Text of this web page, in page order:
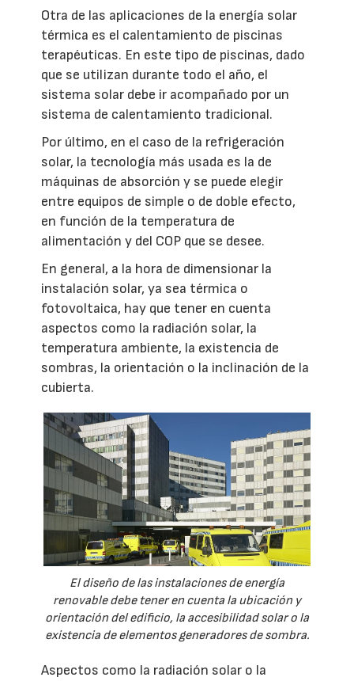
Otra de las aplicaciones de la energía solar
térmica es el calentamiento de piscinas
terapéuticas. En este tipo de piscinas, dado
que se utilizan durante todo el año, el
sistema solar debe ir acompañado por un
sistema de calentamiento tradicional.
Por último, en el caso de la refrigeración
solar, la tecnología más usada es la de
máquinas de absorción y se puede elegir
entre equipos de simple o de doble efecto,
en función de la temperatura de
alimentación y del COP que se desee.
En general, a la hora de dimensionar la
instalación solar, ya sea térmica o
fotovoltaica, hay que tener en cuenta
aspectos como la radiación solar, la
temperatura ambiente, la existencia de
sombras, la orientación o la inclinación de la
cubierta.
El diseño de las instalaciones de energía
renovable debe tener en cuenta la ubicación y
orientación del edificio, la accesibilidad solar o la
existencia de elementos generadores de sombra.
Aspectos como la radiación solar o la